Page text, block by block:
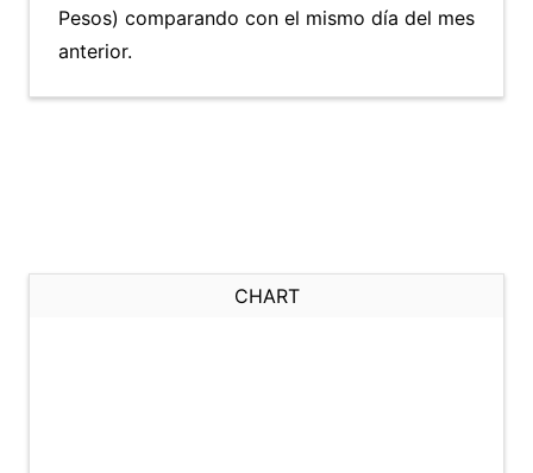
Pesos) comparando con el mismo día del mes
anterior.
CHART